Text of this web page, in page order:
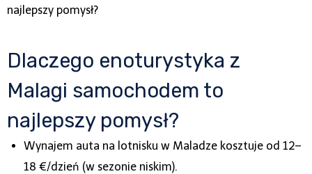
najlepszy pomysł?
Dlaczego enoturystyka z
Malagi samochodem to
najlepszy pomysł?
Wynajem auta na lotnisku w Maladze kosztuje od 12–
18 €/dzień (w sezonie niskim).